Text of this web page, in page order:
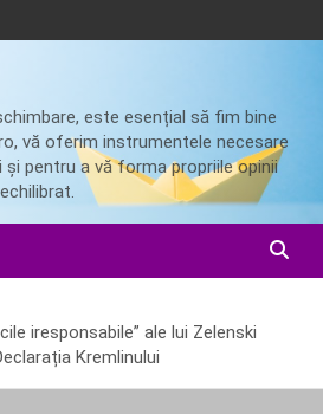
este esențial să fim bine
vă oferim instrumentele necesare
și pentru a vă forma propriile opinii
iresponsabile” ale lui Zelenski
Kremlinului